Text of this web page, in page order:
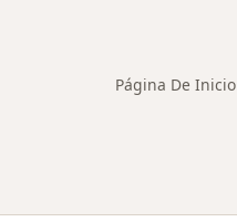
Página De Inicio